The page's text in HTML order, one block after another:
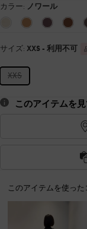
カラー: ノワール
サイズ: XXS - 利用不可
XXS
このアイテムを
このアイテムを使っ